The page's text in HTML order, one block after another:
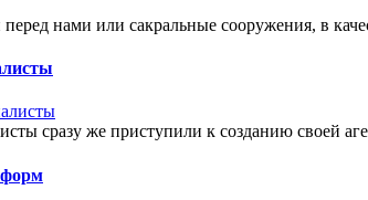
нами или сакральные сооружения, в
сразу же приступили к созданию своей
форм